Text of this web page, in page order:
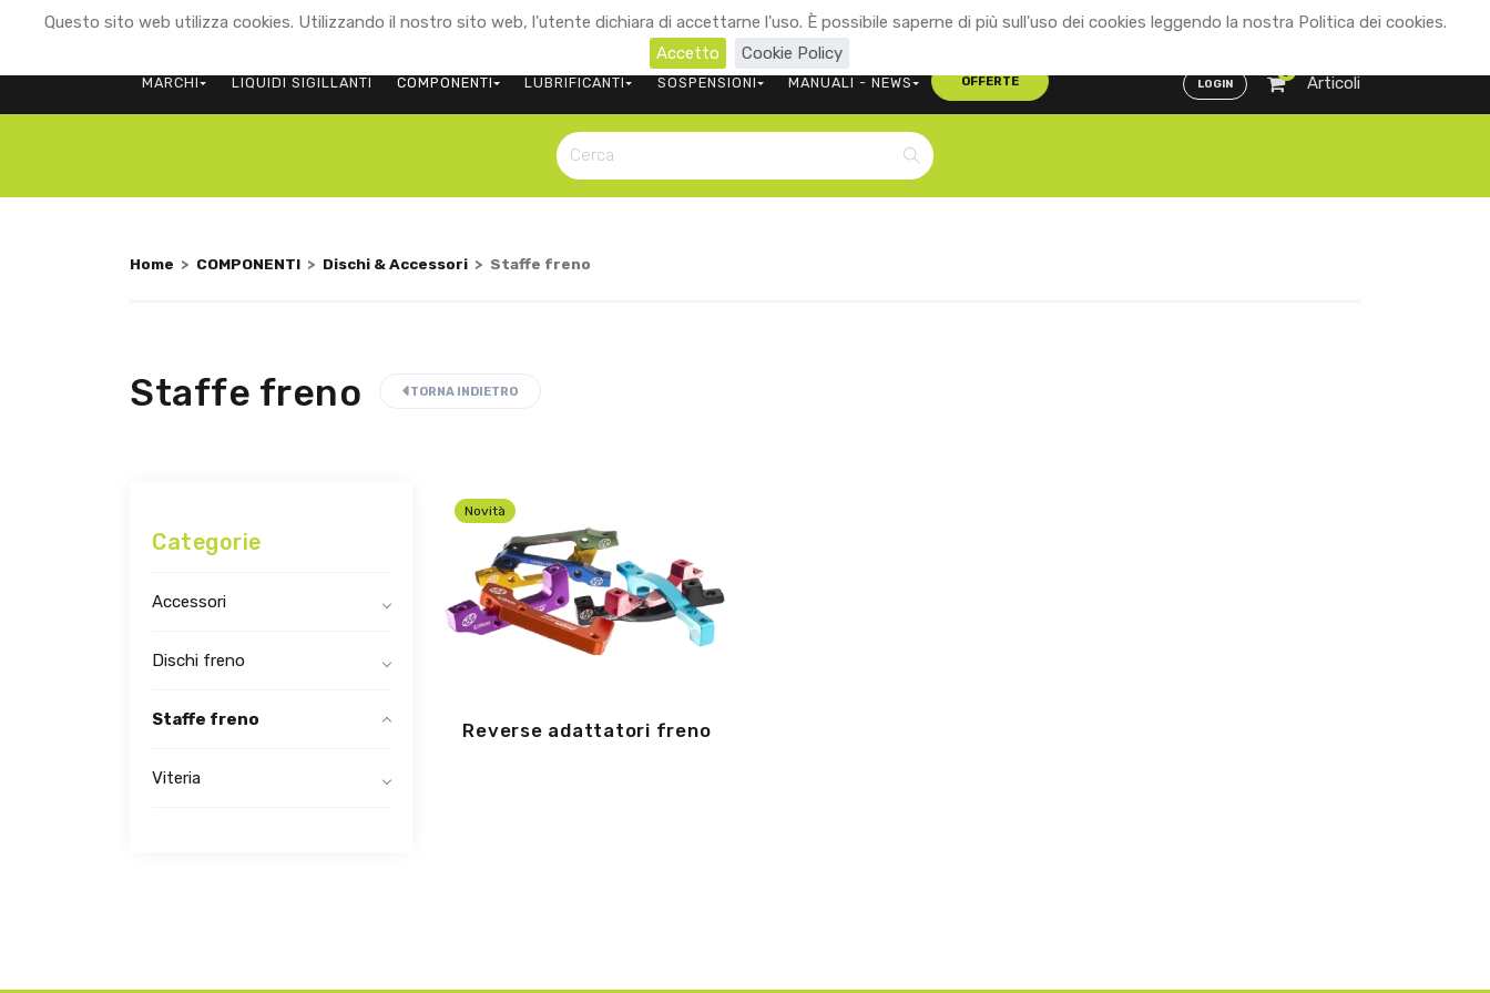
Questo sito web utilizza cookies. Utilizzando il nostro sito web, l'utente dichiara di accettarne l'uso. È possibile saperne di più sull'uso dei cookies leggendo la nostra Politica dei cookies.
Accetto
Cookie Policy
+39 0473 563107 CONTATTACI Distributori ENG ITA
MARCHI LIQUIDI SIGILLANTI COMPONENTI LUBRIFICANTI SOSPENSIONI MANUALI - NEWS OFFERTE LOGIN
0
Articoli
Home > COMPONENTI > Dischi & Accessori > Staffe freno
Staffe freno TORNA INDIETRO
Novità
Reverse adattatori freno
Categorie
Accessori
Dischi freno
Staffe freno
Viteria